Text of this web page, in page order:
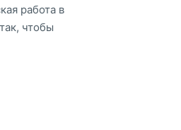
работа в
чтобы